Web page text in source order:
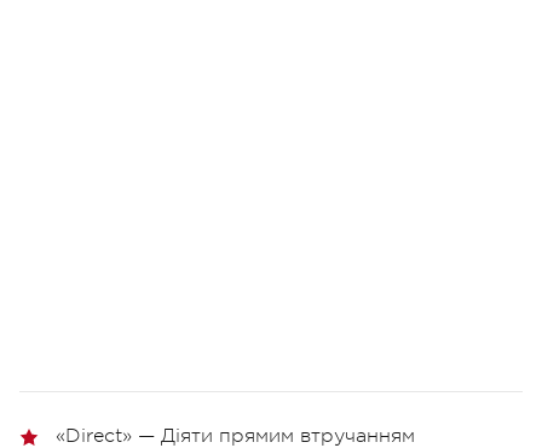
«Direct» — Діяти прямим втручанням